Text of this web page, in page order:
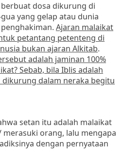
dosa dikurung di
yang gelap atau dunia
Ajaran malaikat
petantang petenteng di
bukan ajaran Alkitab.
adalah jaminan 100%
Sebab, bila Iblis adalah
dalam neraka begitu
setan itu adalah malaikat
orang, lalu mengapa
dengan pernyataan